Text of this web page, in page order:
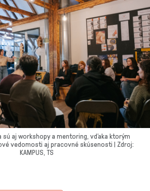
aj workshopy a mentoring, vďaka ktorým
vedomosti aj pracovné skúsenosti | Zdroj:
KAMPUS, TS